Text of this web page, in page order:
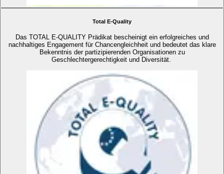
Total E-Quality
Das TOTAL E-QUALITY Prädikat bescheinigt ein erfolgreiches und
nachhaltiges Engagement für Chancengleichheit und bedeutet das klare
Bekenntnis der partizipierenden Organisationen zu
Geschlechtergerechtigkeit und Diversität.